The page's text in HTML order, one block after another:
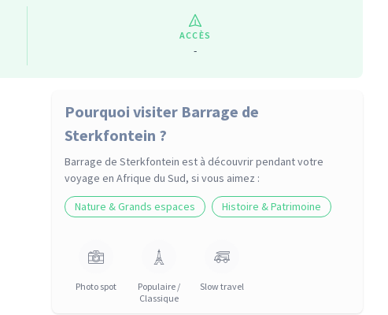
ACCÈS
-
Pourquoi visiter Barrage de
Sterkfontein ?
Barrage de Sterkfontein est à découvrir pendant votre
voyageen Afrique du Sud, si vous aimez :
Nature & Grands espaces
Histoire & Patrimoine
Photo spot
Populaire /
Classique
Slow travel